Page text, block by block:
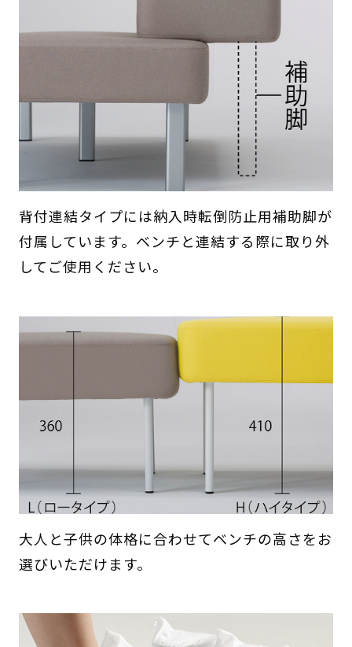
背付連結タイプには納入時転倒防止用補助脚が
付属しています。ベンチと連結する際に取り外
してご使用ください。
大人と子供の体格に合わせてベンチの高さをお
選びいただけます。